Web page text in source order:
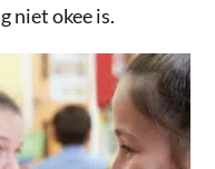
niet okee is.